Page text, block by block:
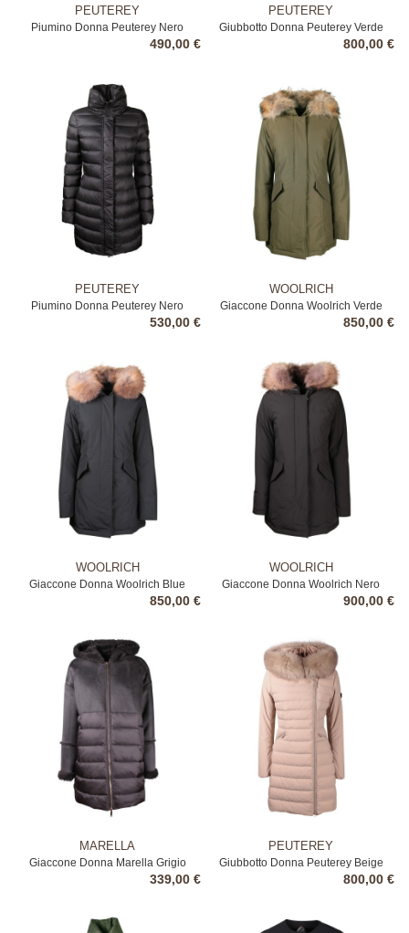
PEUTEREY
Piumino Donna Peuterey Nero
490,00 €
PEUTEREY
Giubbotto Donna Peuterey Verde
800,00 €
PEUTEREY
Piumino Donna Peuterey Nero
530,00 €
WOOLRICH
Giaccone Donna Woolrich Verde
850,00 €
WOOLRICH
Giaccone Donna Woolrich Blue
850,00 €
WOOLRICH
Giaccone Donna Woolrich Nero
900,00 €
MARELLA
Giaccone Donna Marella Grigio
339,00 €
PEUTEREY
Giubbotto Donna Peuterey Beige
800,00 €